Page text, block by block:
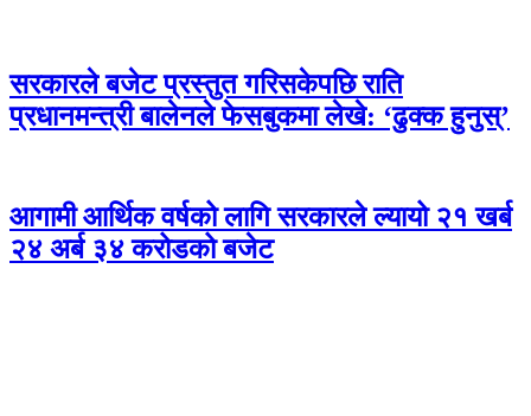
सरकारले बजेट प्रस्तुत गरिसकेपछि राति
प्रधानमन्त्री बालेनले फेसबुकमा लेखे: ‘ढुक्क हुनुस्’
आगामी आर्थिक वर्षको लागि सरकारले ल्यायो २१ खर्ब
२४ अर्ब ३४ करोडको बजेट